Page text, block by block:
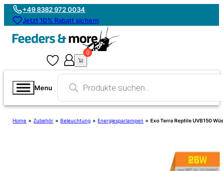
+49 8382 972 0034
Jetzt 10% Rabatt sichern
0
Menu
Products
search
Home » Zubehör » Beleuchtung » Energiesparlampen » Exo Terra Reptile UVB150